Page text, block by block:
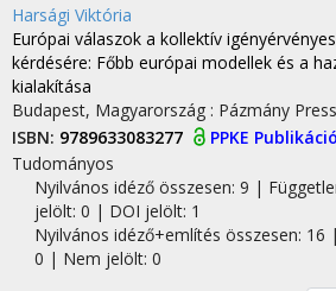
Harsági Viktória
Európai válaszok a kollektív
kérdésére: Főbb európai modellek és a
kialakítása
Budapest, Magyarország : Pázmány Press
ISBN: 9789633083277
PPKE Publikáció
Tudományos
Nyilvános idéző összesen: 9 |
jelölt: 0 | DOI jelölt: 1
Nyilvános idéző+említés összesen: 16
0 | Nem jelölt: 0